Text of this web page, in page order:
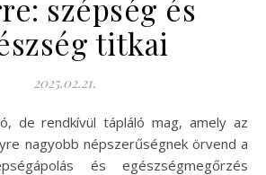
szépség és
titkai
2025.02.21.
nagyobb népszerűségnek örvend a
és egészségmegőrzés